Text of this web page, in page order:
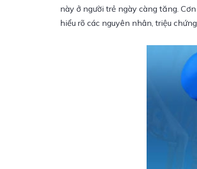
này ở người trẻ ngày càng tăng.
hiểu rõ các nguyên nhân, triệu